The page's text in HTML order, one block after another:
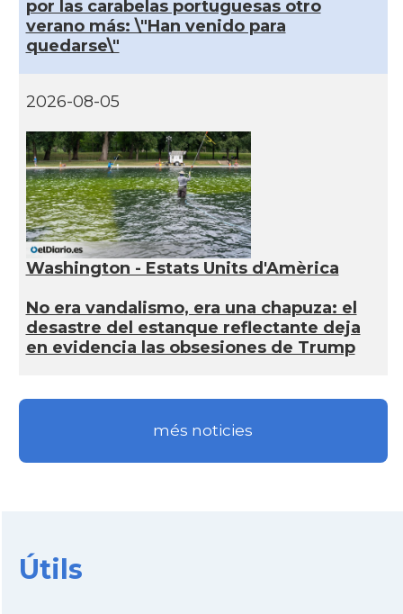
por las carabelas portuguesas otro
verano más: \"Han venido para
quedarse\"
2026-08-05
Washington - Estats Units d'Amèrica
No era vandalismo, era una chapuza: el
desastre del estanque reflectante deja
en evidencia las obsesiones de Trump
més noticies
Útils